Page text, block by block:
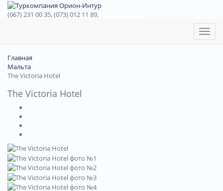
(067) 231 00 35, (073) 012 11 89,
Toggle
Главная
Мальта
The Victoria Hotel
The Victoria Hotel